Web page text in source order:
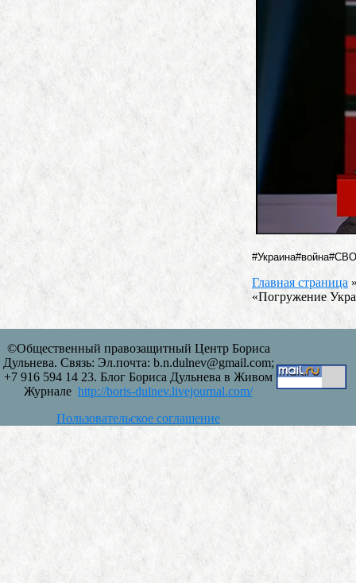
#Украина#война#СВО
Главная страница
«Погружение
©Общественный правозащитный Центр Бориса
Дульнева. Связь: Эл.почта: b.n.dulnev@gmail.com;
+7 916 594 14 23. Блог Бориса Дульнева в Живом
Журнале http://boris-dulnev.livejournal.com/
Пользовательское соглашение